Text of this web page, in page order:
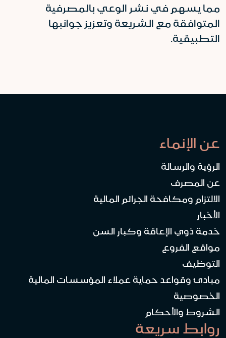
مما يسهم في نشر الوعي بالمصرفية
المتوافقة مع الشريعة وتعزيز جوانبها
التطبيقية.
عن الإنماء
الرؤية والرسالة
عن المصرف
الالتزام ومكافحة الجرائم المالية
الأخبار
خدمة ذوي الإعاقة وكبار السن
مواقع الفروع
التوظيف
مبادئ وقواعد حماية عملاء المؤسسات المالية
الخصوصية
الشروط والأحكام
روابط سريعة